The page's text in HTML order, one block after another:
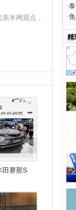
本网观点，
田赛那S
·
·
精